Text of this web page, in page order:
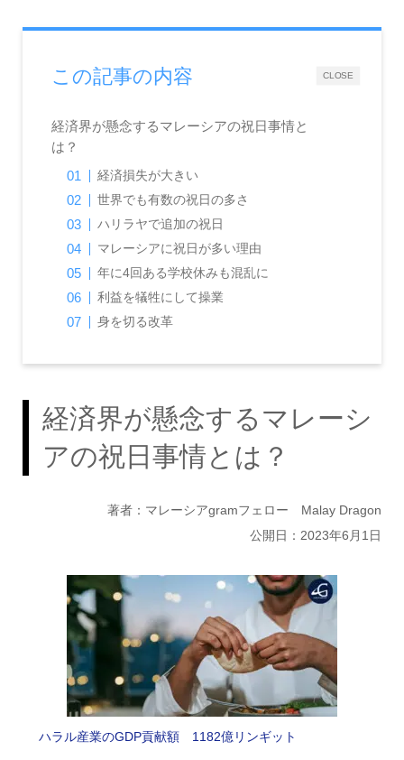
CLOSE
この記事の内容
経済界が懸念するマレーシアの祝日事情と
は？
経済損失が大きい
世界でも有数の祝日の多さ
ハリラヤで追加の祝日
マレーシアに祝日が多い理由
年に4回ある学校休みも混乱に
利益を犠牲にして操業
身を切る改革
経済界が懸念するマレーシ
アの祝日事情とは？
著者：マレーシアgramフェロー Malay Dragon
公開日：2023年6月1日
ハラル産業のGDP貢献額 1182億リンギット